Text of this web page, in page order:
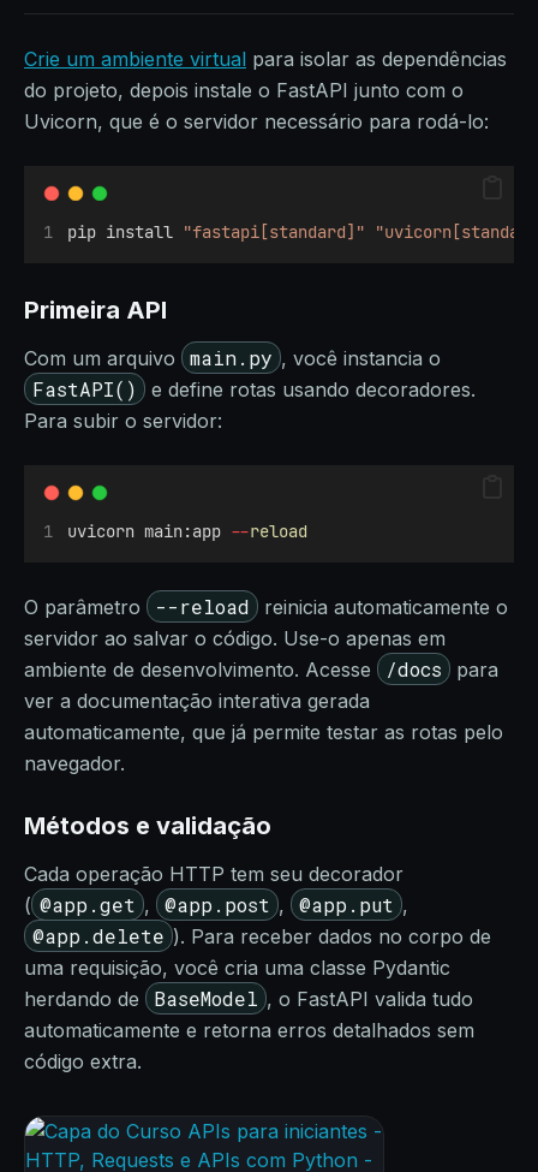
Crie um ambiente virtual para isolar as dependências
do projeto, depois instale o FastAPI junto com o
Uvicorn, que é o servidor necessário para rodá-lo:
pip install "fastapi[standard]"
Primeira API
Com um arquivo main.py , você instancia o
FastAPI()
e define rotas usando decoradores.
Para subir o servidor:
uvicorn main:app --reload
O parâmetro --reload
reinicia automaticamente o
servidor ao salvar o código. Use-o apenas em
ambiente de desenvolvimento. Acesse
/docs
para
ver a documentação interativa gerada
automaticamente, que já permite testar as rotas pelo
navegador.
Métodos e validação
Cada operação HTTP tem seu decorador
( @app.get , @app.post , @app.put ,
@app.delete ). Para receber dados no corpo de
uma requisição, você cria uma classe Pydantic
herdando de
BaseModel , o FastAPI valida tudo
automaticamente e retorna erros detalhados sem
código extra.